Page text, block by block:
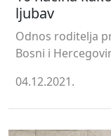
ljubav
Odnos roditelja
Bosni i
04.12.2021.